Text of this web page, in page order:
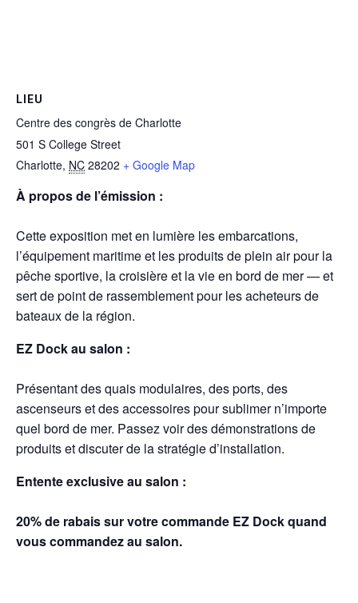
À propos de l’émission :
Cette exposition met en lumière les embarcations,
l’équipement maritime et les produits de plein air pour la
pêche sportive, la croisière et la vie en bord de mer — et
sert de point de rassemblement pour les acheteurs de
bateaux de la région.
EZ Dock au salon :
Présentant des quais modulaires, des ports, des
ascenseurs et des accessoires pour sublimer n’importe
quel bord de mer. Passez voir des démonstrations de
produits et discuter de la stratégie d’installation.
Entente exclusive au salon :
20% de rabais sur votre commande EZ Dock quand
vous commandez au salon.
LIEU
Centre des congrès de Charlotte
501 S College Street
Charlotte, NC 28202 + Google Map